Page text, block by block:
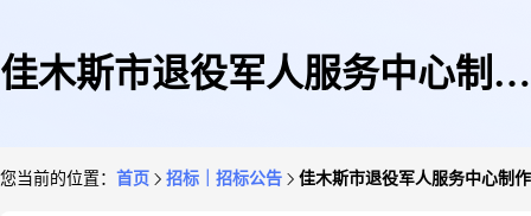
佳木斯市退役军人服务中心制作
您当前的位置： 首页 招标｜招标公告 佳木斯市退役军人服务中心制